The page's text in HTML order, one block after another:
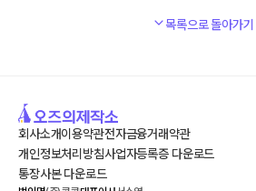
목록으로 돌아가기
회사소개이용약관전자금융거래약관
개인정보처리방침사업자등록증 다운로드
통장사본 다운로드